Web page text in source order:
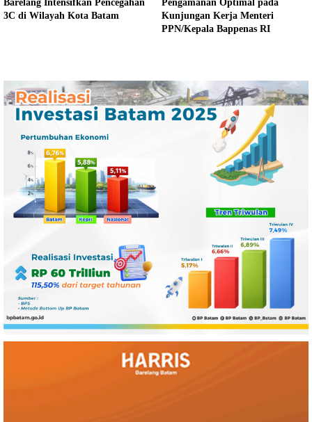
Barelang Intensifkan Pencegahan
3C di Wilayah Kota Batam
Pengamanan Optimal pada
Kunjungan Kerja Menteri
PPN/Kepala Bappenas RI